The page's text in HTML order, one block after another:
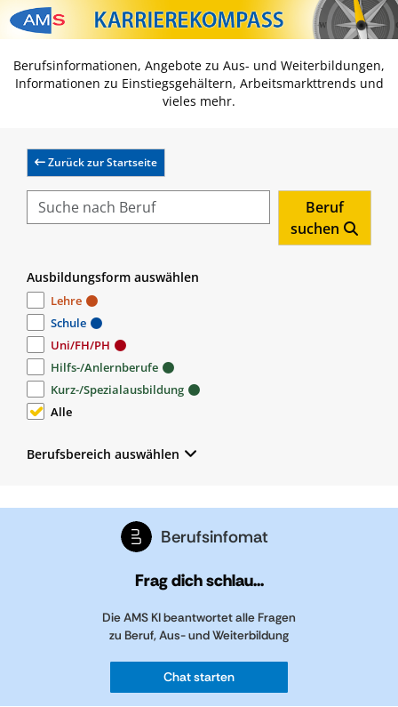
Zum Inhalt springen
Zum Navmenü springen
Zur Suche springen
Zur Footer springen
Berufsinformationen, Angebote zu Aus- und Weiterbildungen,
Informationen zu Einstiegsgehältern, Arbeitsmarkttrends und
vieles mehr.
Zurück zur Startseite
Beruf
suchen
Ausbildungsform auswählen
Lehre
Schule
Uni/FH/PH
Hilfs-/Anlernberufe
Kurz-/Spezialausbildung
Alle
Berufsbereich auswählen
Berufsinfomat
Frag dich schlau...
Die AMS KI beantwortet alle Fragen
zu Beruf, Aus- und Weiterbildung
Chat starten